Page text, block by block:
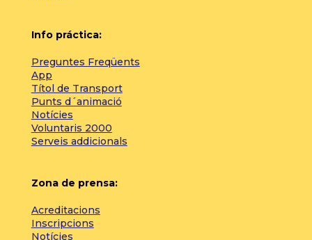
Info práctica:
Preguntes Freqüents
App
Títol de Transport
Punts d´animació
Notícies
Voluntaris 2000
Serveis addicionals
Zona de prensa:
Acreditacions
Inscripcions
Notícies